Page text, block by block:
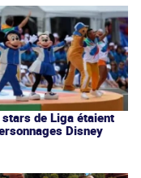
de Liga étaient
Disney